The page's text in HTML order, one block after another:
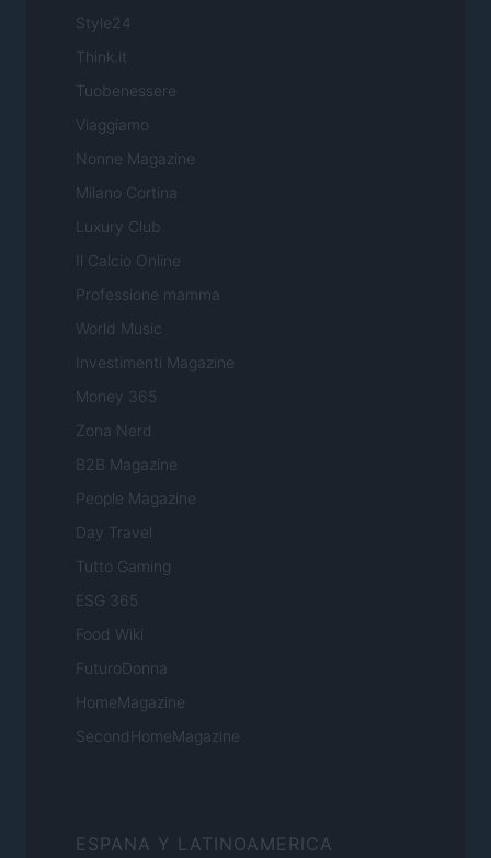
Style24
Think.it
Tuobenessere
Viaggiamo
Nonne Magazine
Milano Cortina
Luxury Club
Il Calcio Online
Professione mamma
World Music
Investimenti Magazine
Money 365
Zona Nerd
B2B Magazine
People Magazine
Day Travel
Tutto Gaming
ESG 365
Food Wiki
FuturoDonna
HomeMagazine
SecondHomeMagazine
ESPANA Y LATINOAMERICA